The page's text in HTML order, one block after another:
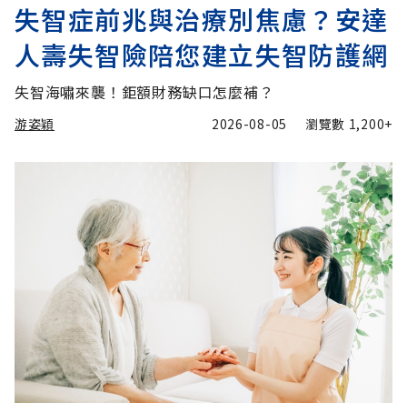
失智症前兆與治療別焦慮？安達
人壽失智險陪您建立失智防護網
失智海嘯來襲！鉅額財務缺口怎麼補？
游姿穎 2026-08-05 瀏覽數 1,200+